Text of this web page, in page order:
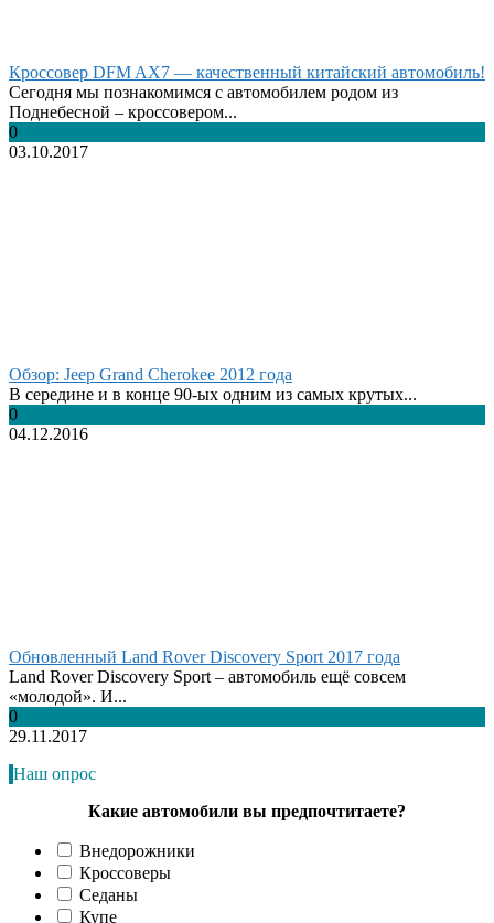
Кроссовер DFM AX7 — качественный китайский автомобиль!
Сегодня мы познакомимся с автомобилем родом из
Поднебесной – кроссовером...
0
03.10.2017
Обзор: Jeep Grand Cherokee 2012 года
В середине и в конце 90-ых одним из самых крутых...
0
04.12.2016
Обновленный Land Rover Discovery Sport 2017 года
Land Rover Discovery Sport – автомобиль ещё совсем
«молодой». И...
0
29.11.2017
Наш опрос
Какие автомобили вы предпочтитаете?
Внедорожники
Кроссоверы
Седаны
Купе